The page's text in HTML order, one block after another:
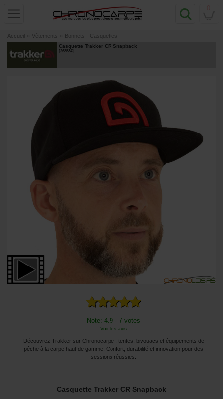
Accueil » Vêtements » Bonnets - Casquettes
Casquette Trakker CR Snapback
[268534]
Note: 4.9 - 7 votes
Voir les avis
Découvrez Trakker sur Chronocarpe : tentes, bivouacs et équipements de
pêche à la carpe haut de gamme. Confort, durabilité et innovation pour des
sessions réussies.
Casquette Trakker CR Snapback